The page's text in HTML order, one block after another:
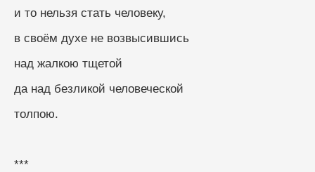
и то нельзя стать человеку,
в своём духе не возвысившись
над жалкою тщетой
да над безликой человеческой
толпою.
***